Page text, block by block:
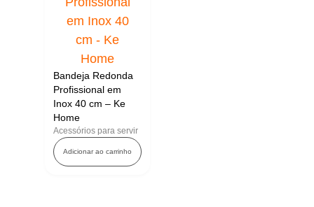
Bandeja Redonda
Profissional em
Inox 40 cm – Ke
Home
Acessórios para servir
Adicionar ao carrinho